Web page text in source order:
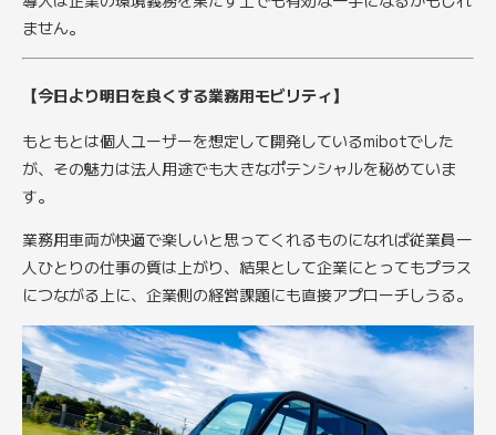
ません。
【今日より明日を良くする業務用モビリティ】
もともとは個人ユーザーを想定して開発しているmibotでした
が、その魅力は法人用途でも大きなポテンシャルを秘めていま
す。
業務用車両が快適で楽しいと思ってくれるものになれば従業員一
人ひとりの仕事の質は上がり、結果として企業にとってもプラス
につながる上に、企業側の経営課題にも直接アプローチしうる。